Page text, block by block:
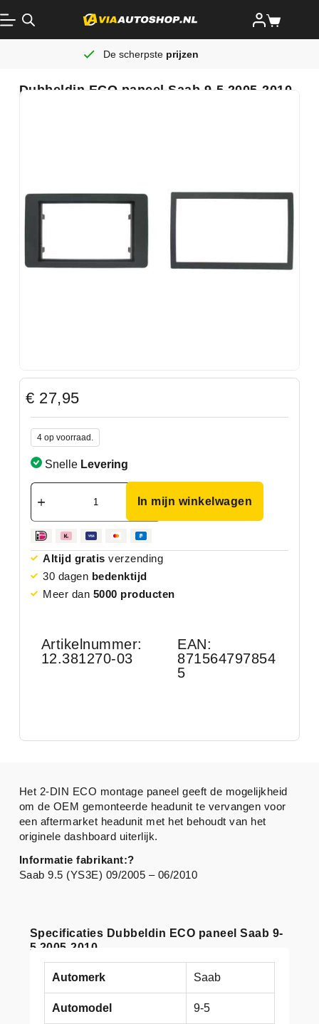
De scherpste prijzen
Dubbeldin ECO paneel Saab 9-5 2005-2010
€ 27,95
4 op voorraad.
Snelle Levering
In mijn winkelwagen
Altijd gratis verzending
30 dagen bedenktijd
Meer dan 5000 producten
Artikelnummer:
12.381270-03
EAN:
871564797854
5
Specificaties Dubbeldin ECO paneel Saab 9-
5 2005-2010
Automerk Saab
Automodel 9-5
Het 2-DIN ECO montage paneel geeft de mogelijkheid
om de OEM gemonteerde headunit te vervangen voor
een aftermarket headunit met het behoudt van het
originele dashboard uiterlijk.
Informatie fabrikant:?
Saab 9.5 (YS3E) 09/2005 – 06/2010